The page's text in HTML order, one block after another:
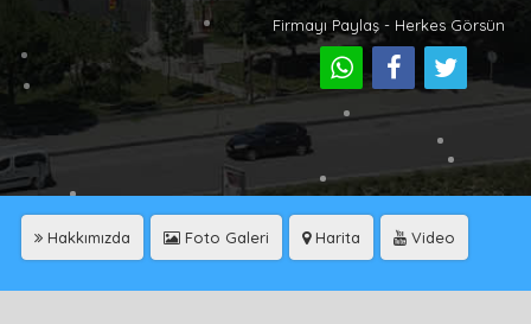
Firmayı Paylaş - Herkes Görsün
Hakkımızda Foto Galeri Harita Video